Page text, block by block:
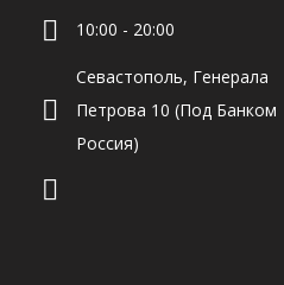
10:00 - 20:00
Севастополь, Генерала
Петрова 10 (Под Банком
Россия)